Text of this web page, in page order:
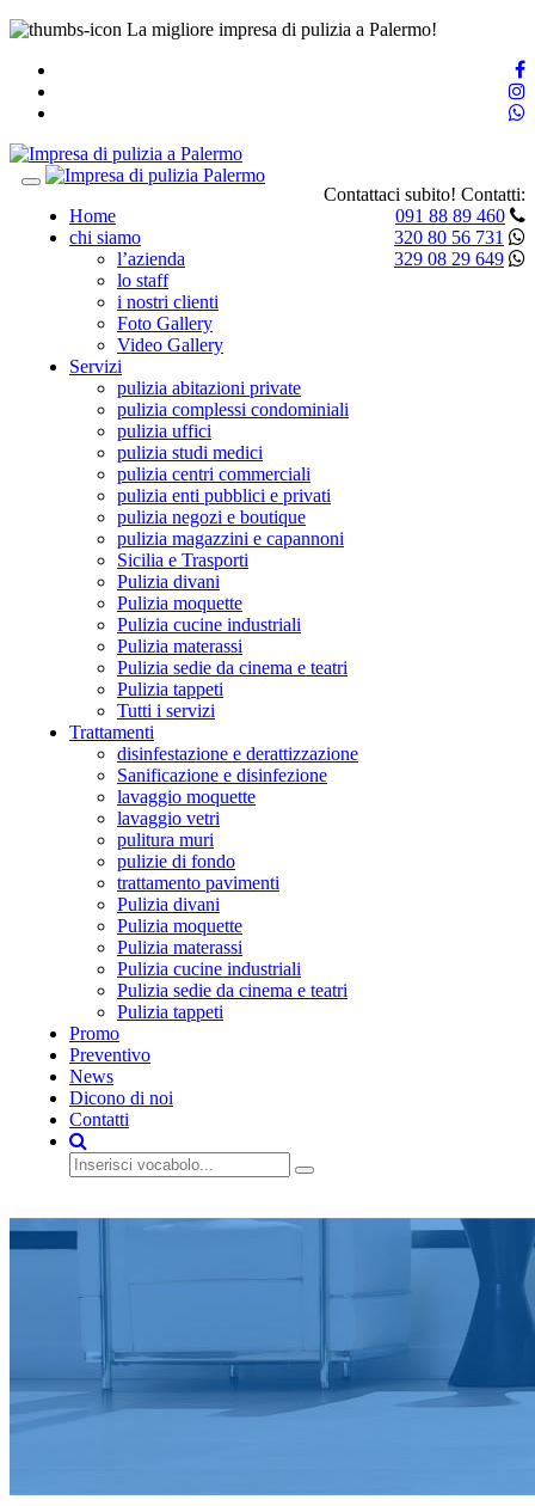
La migliore impresa di pulizia a Palermo!
Contattaci subito! Contatti:
091 88 89 460
320 80 56 731
329 08 29 649
Toggle
navigationHome
chi siamo
l’azienda
lo staff
i nostri clienti
Foto Gallery
Video Gallery
Servizi
pulizia abitazioni private
pulizia complessi condominiali
pulizia uffici
pulizia studi medici
pulizia centri commerciali
pulizia enti pubblici e privati
pulizia negozi e boutique
pulizia magazzini e capannoni
Sicilia e Trasporti
Pulizia divani
Pulizia moquette
Pulizia cucine industriali
Pulizia materassi
Pulizia sedie da cinema e teatri
Pulizia tappeti
Tutti i servizi
Trattamenti
disinfestazione e derattizzazione
Sanificazione e disinfezione
lavaggio moquette
lavaggio vetri
pulitura muri
pulizie di fondo
trattamento pavimenti
Pulizia divani
Pulizia moquette
Pulizia materassi
Pulizia cucine industriali
Pulizia sedie da cinema e teatri
Pulizia tappeti
Promo
Preventivo
News
Dicono di noi
Contatti